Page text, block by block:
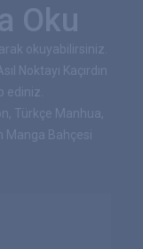
Oku
okuyabilirsiniz.
Noktayı Kaçırdın
ediniz.
Türkçe Manhua,
Manga Bahçesi